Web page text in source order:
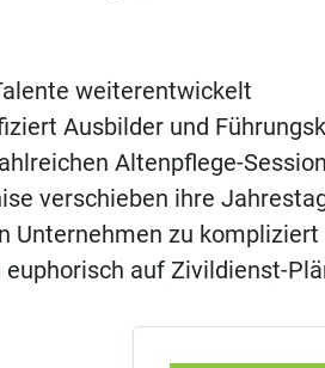
weiterentwickelt
Ausbilder und
Altenpflege-
verschieben ihre
Unternehmen zu kompliziert
auf Zivildienst-